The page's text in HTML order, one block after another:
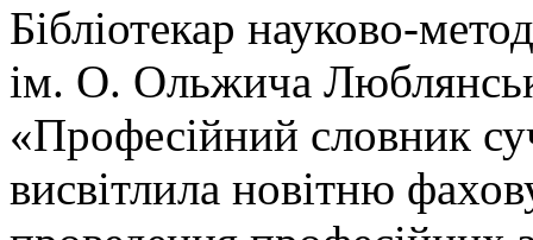
Бібліотекар науково-
ім. О. Ольжича
«Професійний словник
висвітлила новітню